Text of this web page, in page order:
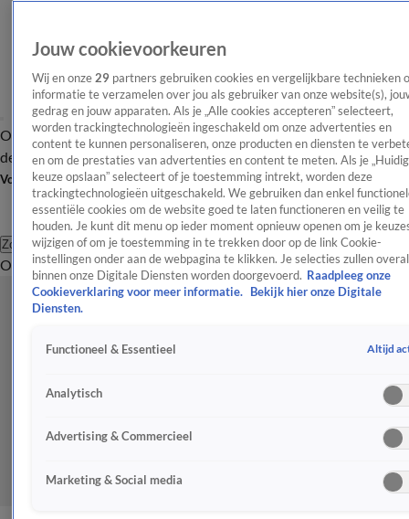
OverzichtAfleveringen Entertainment TV Algemeen
Tip
de redactieNieuwsbrief
Volg Shownieuws
Zoeken
OverzichtEntertainmentSpraakmakendRealityCrimeVideo's
Jouw cookievoorkeuren
Wij en onze 29 partners gebruiken cookies en vergelijkbare technieken
informatie te verzamelen over jou als gebruiker van onze website(s),
gedrag en jouw apparaten. Als je „Alle cookies accepteren” selecteert,
worden trackingtechnologieën ingeschakeld om onze advertenties en
content te kunnen personaliseren, onze producten en diensten te
en om de prestaties van advertenties en content te meten. Als je
keuze opslaan” selecteert of je toestemming intrekt, worden deze
trackingtechnologieën uitgeschakeld. We gebruiken dan enkel
essentiële cookies om de website goed te laten functioneren en veilig te
houden. Je kunt dit menu op ieder moment opnieuw openen om je
wijzigen of om je toestemming in te trekken door op de link Cookie-
instellingen onder aan de webpagina te klikken. Je selecties zullen overal
binnen onze Digitale Diensten worden doorgevoerd. Raadpleeg onze
Cookieverklaring voor meer informatie.
Bekijk hier onze Digitale
Diensten.
Functioneel & Essentieel Altijd
Analytisch
Advertising & Commercieel
Marketing & Social media